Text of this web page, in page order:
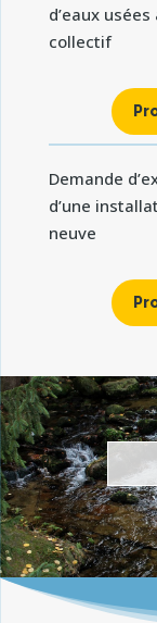
d’eaux
collectif
Demande
d’une
neuve